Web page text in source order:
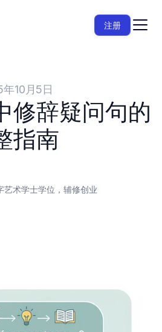
注册
10月5日
修辞疑问句的
指南
艺术学士学位，辅修创业